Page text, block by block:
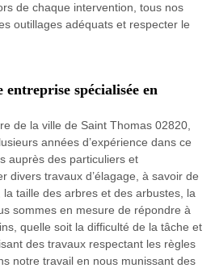
de chaque intervention, tous nos
outillages adéquats et respecter le
spécialisée en
de la ville de Saint Thomas 02820,
années d’expérience dans ce
auprès des particuliers et
divers travaux d’élagage, à savoir de
la taille des arbres et des arbustes, la
sommes en mesure de répondre à
quelle soit la difficulté de la tâche et
des travaux respectant les règles
notre travail en nous munissant des